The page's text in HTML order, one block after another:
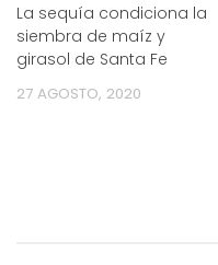
La sequía condiciona la
siembra de maíz y
girasol de Santa Fe
27 AGOSTO, 2020